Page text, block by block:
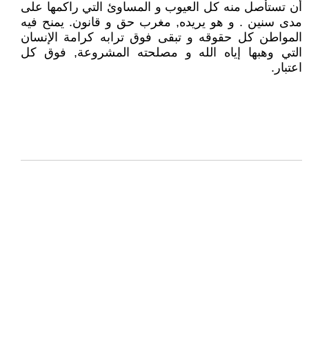
أن تستأصل منه كل العيوب و المساوئ التي راكمها على
مدى سنين . و هو يريده, مغرب حق و قانون. يمنح فيه
المواطن كل حقوقه و تبقى فوق ترابه كرامة الإنسان
التي وهبها إياه الله و مصلحته المشروعة, فوق كل
اعتبار.